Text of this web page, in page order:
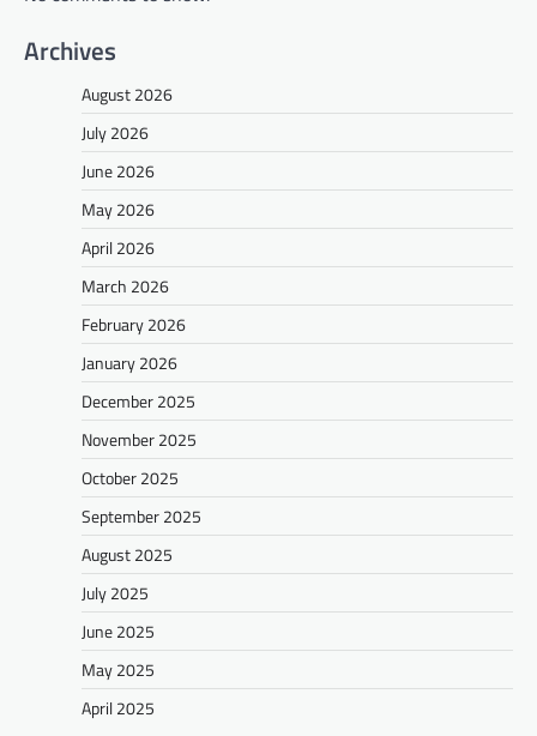
Archives
August 2026
July 2026
June 2026
May 2026
April 2026
March 2026
February 2026
January 2026
December 2025
November 2025
October 2025
September 2025
August 2025
July 2025
June 2025
May 2025
April 2025